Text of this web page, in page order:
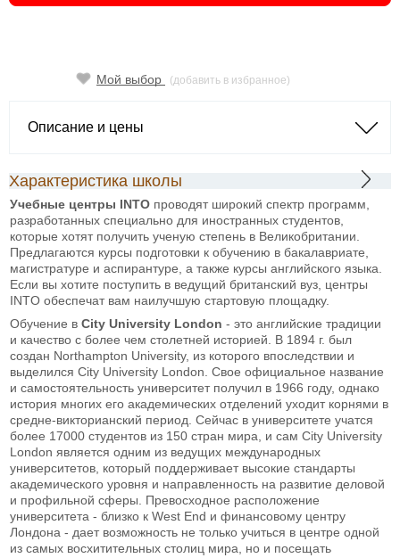
Мой выбор (добавить в избранное)
Описание и цены
Характеристика школы
Учебные центры INTO проводят широкий спектр программ,
разработанных специально для иностранных студентов,
которые хотят получить ученую степень в Великобритании.
Предлагаются курсы подготовки к обучению в бакалавриате,
магистратуре и аспирантуре, а также курсы английского языка.
Если вы хотите поступить в ведущий британский вуз, центры
INTO обеспечат вам наилучшую стартовую площадку.
Обучение в City University London - это английские традиции
и качество с более чем столетней историей. В 1894 г. был
создан Northampton University, из которого впоследствии и
выделился City University London. Свое официальное название
и самостоятельность университет получил в 1966 году, однако
история многих его академических отделений уходит корнями в
средне-викторианский период. Сейчас в университете учатся
более 17000 студентов из 150 стран мира, и сам City University
London является одним из ведущих международных
университетов, который поддерживает высокие стандарты
академического уровня и направленность на развитие деловой
и профильной сферы. Превосходное расположение
университета - близко к West End и финансовому центру
Лондона - дает возможность не только учиться в центре одной
из самых восхитительных столиц мира, но и посещать